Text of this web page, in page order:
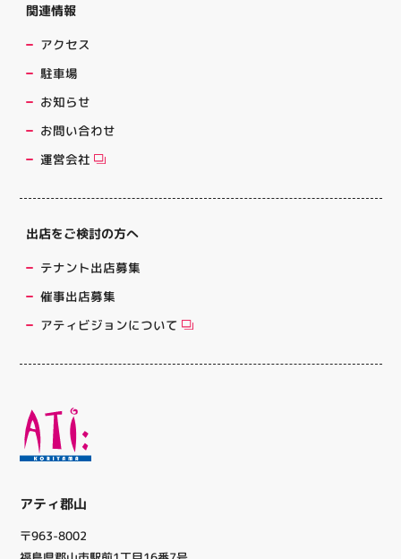
アティ郡山
〒963-8002
関連情報
アクセス
駐車場
お知らせ
お問い合わせ
運営会社
出店をご検討の方へ
テナント出店募集
催事出店募集
アティビジョンについて